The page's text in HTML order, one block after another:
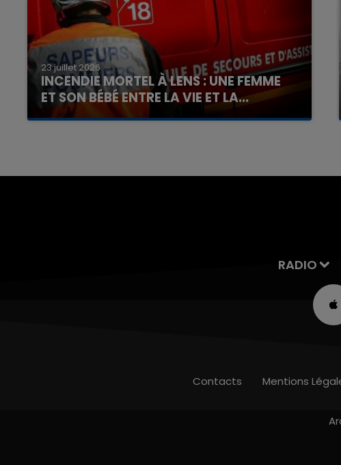
23 juillet 2026
INCENDIE MORTEL À LENS : UNE FEMME
ET SON BÉBÉ ENTRE LA VIE ET LA...
Un homme s'est immolé par le feu après avoir
RADIO
Contacts Mentions